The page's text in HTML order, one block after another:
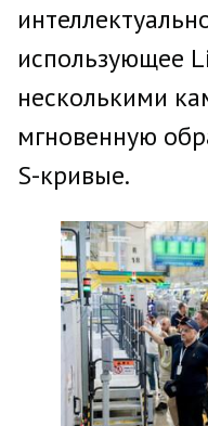
использующее
несколькими
мгновенную
S-кривые.